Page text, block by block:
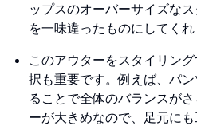
ップスのオーバーサイズな
を一味違ったものにしてくれ
このアウターをスタイリン
択も重要です。例えば、パ
ることで全体のバランスが
ーが大きめなので、足元に